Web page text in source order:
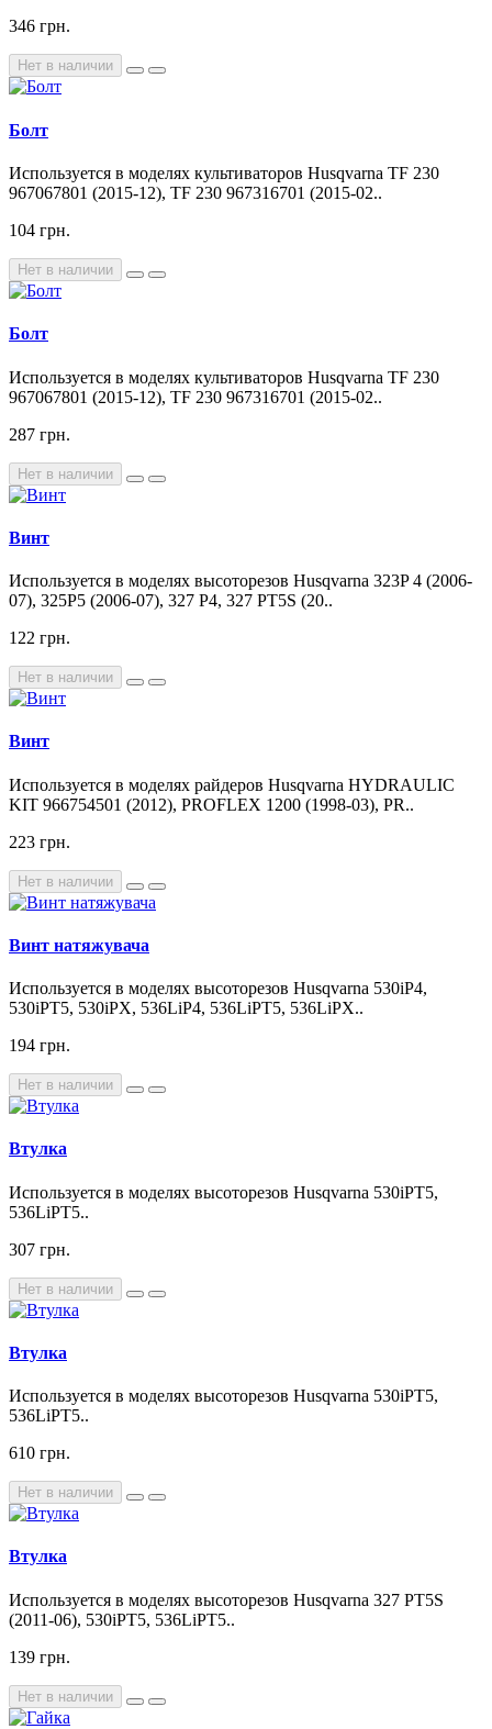
346 грн.
Нет в наличии
Болт
Используется в моделях культиваторов Husqvarna TF 230
967067801 (2015-12), TF 230 967316701 (2015-02..
104 грн.
Нет в наличии
Болт
Используется в моделях культиваторов Husqvarna TF 230
967067801 (2015-12), TF 230 967316701 (2015-02..
287 грн.
Нет в наличии
Винт
Используется в моделях высоторезов Husqvarna 323P 4 (2006-
07), 325P5 (2006-07), 327 P4, 327 PT5S (20..
122 грн.
Нет в наличии
Винт
Используется в моделях райдеров Husqvarna HYDRAULIC
KIT 966754501 (2012), PROFLEX 1200 (1998-03), PR..
223 грн.
Нет в наличии
Винт натяжувача
Используется в моделях высоторезов Husqvarna 530iP4,
530iPT5, 530iPX, 536LiP4, 536LiPT5, 536LiPX..
194 грн.
Нет в наличии
Втулка
Используется в моделях высоторезов Husqvarna 530iPT5,
536LiPT5..
307 грн.
Нет в наличии
Втулка
Используется в моделях высоторезов Husqvarna 530iPT5,
536LiPT5..
610 грн.
Нет в наличии
Втулка
Используется в моделях высоторезов Husqvarna 327 PT5S
(2011-06), 530iPT5, 536LiPT5..
139 грн.
Нет в наличии